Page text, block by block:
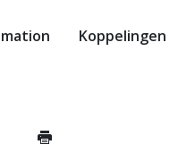
Koppelingen